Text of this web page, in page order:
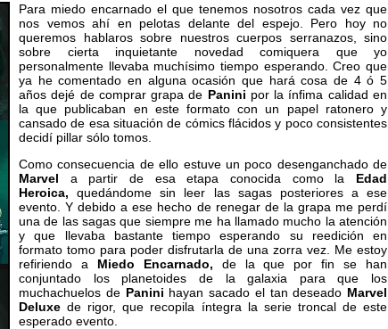
Para miedo encarnado el que tenemos nosotros cada vez que
nos vemos ahí en pelotas delante del espejo. Pero hoy no
queremos hablaros sobre nuestros cuerpos serranazos, sino
sobre cierta inquietante novedad comiquera que yo
personalmente llevaba muchísimo tiempo esperando. Creo que
ya he comentado en alguna ocasión que hará cosa de 4 ó 5
años dejé de comprar grapa de Panini por la ínfima calidad en
la que publicaban en este formato con un papel ratonero y
cansado de esa situación de cómics flácidos y poco consistentes
decidí pillar sólo tomos.
Como consecuencia de ello estuve un poco desenganchado de
Marvel a partir de esa etapa conocida como la Edad
Heroica,quedándome sin leer las sagas posteriores a ese
evento. Y debido a ese hecho de renegar de la grapa me perdí
una de las sagas que siempre me ha llamado mucho la atención
y que llevaba bastante tiempo esperando su reedición en
formato tomo para poder disfrutarla de una zorra vez. Me estoy
refiriendo a Miedo Encarnado, de la que
por fin se han
conjuntado los planetoides de la galaxia para que los
muchachuelos de Panini hayan sacado el tan deseado Marvel
Deluxe de rigor, que recopila íntegra la serie troncal de este
esperado evento.